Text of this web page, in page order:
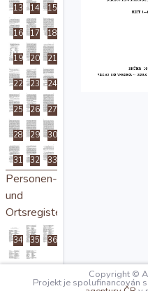
Autoři
Nápověda
13 14 15
16 17 18
19 20 21
22 23 24
25 26 27
28 29 30
31 32 33
Personen-
und
Ortsregister
34 35 36
37 38
Copyright ©
Projekt je spolufinancován